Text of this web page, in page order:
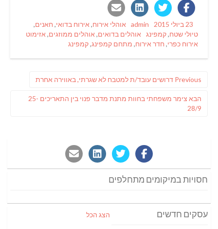
Posted
on
23 ביולי 2015 Author
admin
Categories
אוהלי אירוח, אירוח בדואי, חאנים,
טיולי שטח,קמפינג Tags
אוהלים בדואים, אוהלים ממוזגים, אזימוט
אירוח כפרי, חדר אירוח, מתחם קמפינג,קמפינג
Previous
Previous
דרושים עובד/ת למטבח לא שגרתי, באווירה אחרת
הבא פוסט
צימר משפחתי בחוות מתנת מדבר פנוי בין התאריכים 25-
28/9
חסויות במיקומים מתחלפים
עסקים חדשים הצג הכל